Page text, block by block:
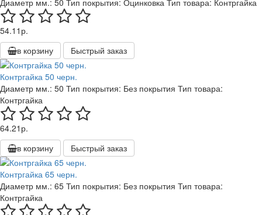
Диаметр мм.: 50 Тип покрытия: Оцинковка Тип товара: Контргайка
54.11р.
в корзину
Быстрый заказ
Контргайка 50 черн.
Диаметр мм.: 50 Тип покрытия: Без покрытия Тип товара:
Контргайка
64.21р.
в корзину
Быстрый заказ
Контргайка 65 черн.
Диаметр мм.: 65 Тип покрытия: Без покрытия Тип товара:
Контргайка